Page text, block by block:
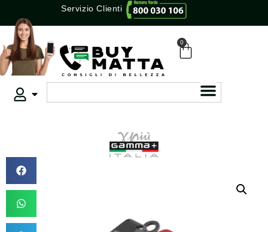
Servizio Clienti
0